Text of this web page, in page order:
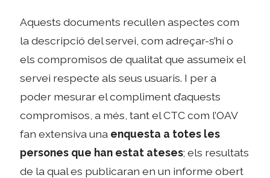
Aquests documents recullen aspectes com
la descripció del servei, com adreçar-s’hi o
els compromisos de qualitat que assumeix el
servei respecte als seus usuaris. I per a
poder mesurar el compliment d’aquests
compromisos, a més, tant el CTC com l’OAV
fan extensiva una enquesta a totes les
persones que han estat ateses; els resultats
de la qual es publicaran en un informe obert